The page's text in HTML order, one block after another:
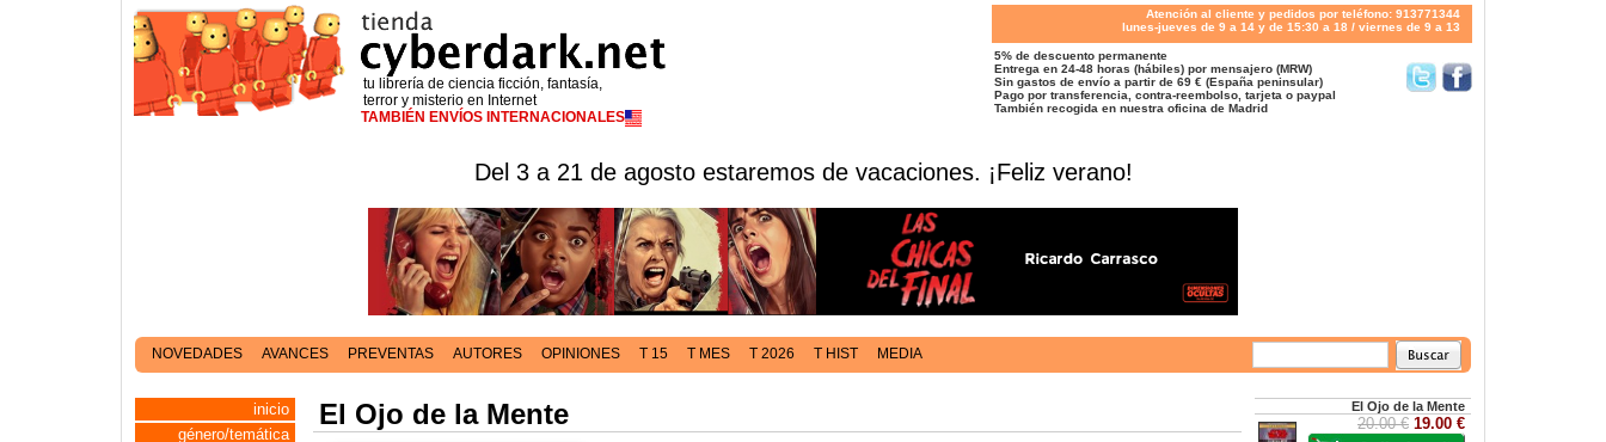
tu librería de ciencia ficción, fantasía,
terror y misterio en Internet
TAMBIÉN ENVÍOS INTERNACIONALES
Atención al cliente y pedidos por teléfono: 913771344
lunes-jueves de 9 a 14 y de 15:30 a 18 / viernes de 9 a 13
5% de descuento permanente
Entrega en 24-48 horas (hábiles) por mensajero (MRW)
Sin gastos de envío a partir de 69 € (España peninsular)
Pago por transferencia, contra-reembolso, tarjeta o paypal
También recogida en nuestra oficina de Madrid
Del 3 a 21 de agosto estaremos de vacaciones. ¡Feliz verano!
NOVEDADES AVANCES PREVENTAS AUTORES OPINIONES T 15 T MES T 2026 T HIST MEDIA
inicio
género/temática
El Ojo de la Mente El Ojo de la Mente
20.00 € 19.00 €